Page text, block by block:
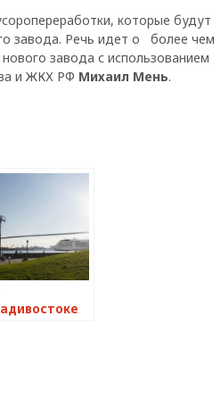
которые будут
завода. Речь идет о более чем
завода с использованием
и ЖКХ РФ Михаил Мень.